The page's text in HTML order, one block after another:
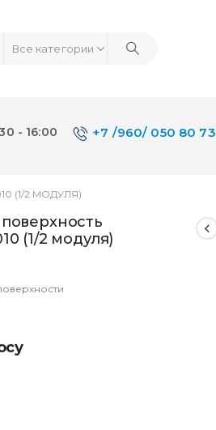
Все категории
- 16:00 +7 /960/ 050 80 73
(1/2 МОДУЛЯ)
(1/2 модуля)